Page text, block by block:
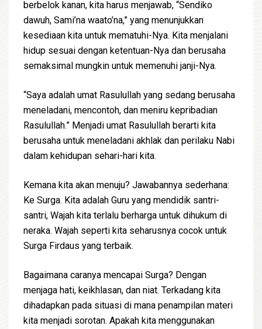
berbelok kanan, kita harus menjawab, “Sendiko
dawuh, Sami’na waato’na,” yang menunjukkan
kesediaan kita untuk mematuhi-Nya. Kita menjalani
hidup sesuai dengan ketentuan-Nya dan berusaha
semaksimal mungkin untuk memenuhi janji-Nya.
“Saya adalah umat Rasulullah yang sedang berusaha
meneladani, mencontoh, dan meniru kepribadian
Rasulullah.” Menjadi umat Rasulullah berarti kita
berusaha untuk meneladani akhlak dan perilaku Nabi
dalam kehidupan sehari-hari kita.
Kemana kita akan menuju? Jawabannya sederhana:
Ke Surga. Kita adalah Guru yang mendidik santri-
santri, Wajah kita terlalu berharga untuk dihukum di
neraka. Wajah seperti kita seharusnya cocok untuk
Surga Firdaus yang terbaik.
Bagaimana caranya mencapai Surga? Dengan
menjaga hati, keikhlasan, dan niat. Terkadang kita
dihadapkan pada situasi di mana penampilan materi
kita menjadi sorotan. Apakah kita menggunakan